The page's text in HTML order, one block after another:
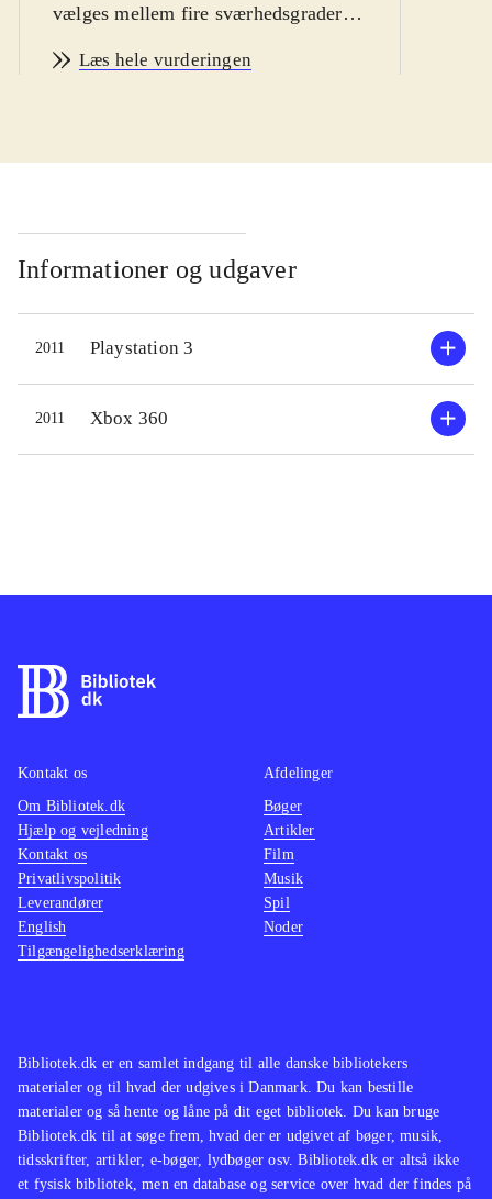
vælges mellem fire sværhedsgrader i
Alice har tilbragt 10 år på et
fortid. Da hun lokkes tilbage til
gensyn, for her lurer galskaben og
mange farer. I spillet skal man som
Alice bevæge sig rundt i
surrealistiske og labyrintiske
omgivelser. Her skal kæmpes mod
mærkelige væsner med bl.a. dolk og
peberspray! Undervejs samles
hende med at finde ud af sandheden
singleplayerdel. Grafikken i spillet er
i orden og forfriskende anderledes, fx
tegninger. Banedesignet afspiller godt
den dystre handling. Der er dog
enkelte grafiske bugs, der burde have
været rettet før lanceringen af spillet.
Lyden er god og styringen er intuitiv.
Overordnet er spillet underholdende
selv om der indimellem savnes nogle
Spillet er en selvstændig fortsættelse
af American McGee's Alice, 2000,
der kun findes på et bibliotek i DK.
Samlet set et godt bud på et action-
adventurespil, hvor spændingen i
Læs hele vurderingen
Informationer og udgaver
2011 Playstation 3
2011 Xbox 360
Bibliotek.dk er en samlet indgang til alle danske bibliotekers
materialer og til hvad der udgives i Danmark. Du kan bestille
materialer og så hente og låne på dit eget bibliotek. Du kan bruge
Bibliotek.dk til at søge frem, hvad der er udgivet af bøger, musik,
tidsskrifter, artikler, e-bøger, lydbøger osv. Bibliotek.dk er altså ikke
et fysisk bibliotek, men en database og service over hvad der findes på
Kontakt os
Om Bibliotek.dk
Hjælp og vejledning
Kontakt os
Privatlivspolitik
Leverandører
English
Tilgængelighedserklæring
Afdelinger
Bøger
Artikler
Film
Musik
Spil
Noder